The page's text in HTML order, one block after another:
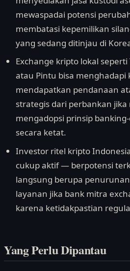
mewaspadai potensi
membatasi kepemilikan
yang sedang ditinjau di
Exchange kripto lokal
atau Pintu bisa menghadapi
mendapatkan pendanaan
strategis dari perbankan
mengadopsi prinsip
secara ketat.
Investor ritel kripto
cukup aktif — berpotensi
langsung berupa
layanan jika bank mitra
karena ketidakpastian
Yang Perlu Dipantau